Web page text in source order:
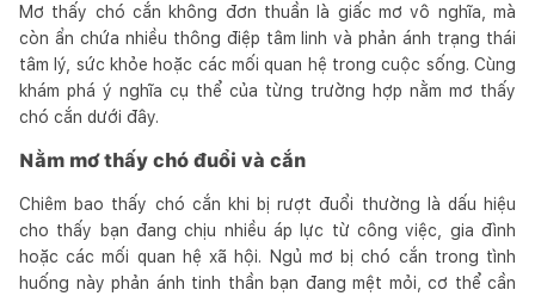
Mơ thấy chó cắn không đơn thuần là giấc mơ vô nghĩa, mà
còn ẩn chứa nhiều thông điệp tâm linh và phản ánh trạng thái
tâm lý, sức khỏe hoặc các mối quan hệ trong cuộc sống. Cùng
khám phá ý nghĩa cụ thể của từng trường hợp nằm mơ thấy
chó cắn dưới đây.
Nằm mơ thấy chó đuổi và cắn
Chiêm bao thấy chó cắn khi bị rượt đuổi thường là dấu hiệu
cho thấy bạn đang chịu nhiều áp lực từ công việc, gia đình
hoặc các mối quan hệ xã hội. Ngủ mơ bị chó cắn trong tình
huống này phản ánh tinh thần bạn đang mệt mỏi, cơ thể cần